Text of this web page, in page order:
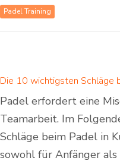
Padel Training
Die 10 wichtigsten Schläge
Padel erfordert eine
Teamarbeit. Im
Schläge beim Padel in
sowohl für Anfänger